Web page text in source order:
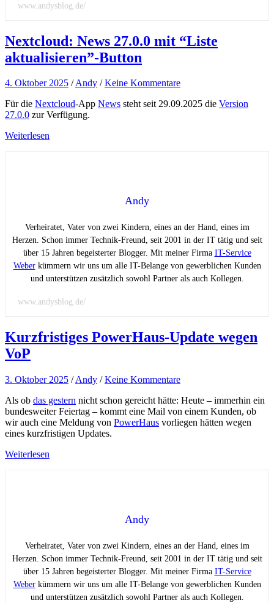
www.andysblog.de/
Nextcloud: News 27.0.0 mit “Liste
aktualisieren”-Button
4. Oktober 2025 /Andy /Keine Kommentare
Für die Nextcloud-App News steht seit 29.09.2025 die Version
27.0.0 zur Verfügung.
Weiterlesen
Andy
Verheiratet, Vater von zwei Kindern, eines an der Hand, eines im
Herzen. Schon immer Technik-Freund, seit 2001 in der IT tätig und seit
über 15 Jahren begeisterter Blogger. Mit meiner Firma IT-Service
Weberkümmern wir uns um alle IT-Belange von gewerblichen Kunden
und unterstützen zusätzlich sowohl Partner als auch Kollegen.
www.andysblog.de/
Kurzfristiges PowerHaus-Update wegen
VoP
3. Oktober 2025 /Andy /Keine Kommentare
Als ob das gestern nicht schon gereicht hätte: Heute – immerhin ein
bundesweiter Feiertag – kommt eine Mail von einem Kunden, ob
wir auch eine Meldung von PowerHaus vorliegen hätten wegen
eines kurzfristigen Updates.
Weiterlesen
Andy
Verheiratet, Vater von zwei Kindern, eines an der Hand, eines im
Herzen. Schon immer Technik-Freund, seit 2001 in der IT tätig und seit
über 15 Jahren begeisterter Blogger. Mit meiner Firma IT-Service
Weberkümmern wir uns um alle IT-Belange von gewerblichen Kunden
und unterstützen zusätzlich sowohl Partner als auch Kollegen.